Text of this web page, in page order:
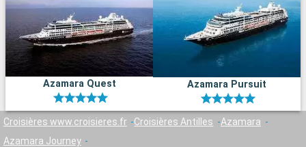
Azamara Quest Azamara Pursuit
Croisières www.croisieres.fr Croisières Antilles
Azamara
Azamara Journey